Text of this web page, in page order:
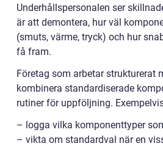
Underhållspersonalen ser
är att demontera, hur väl
(smuts, värme, tryck) och hur
få fram.
Företag som arbetar strukturerat
kombinera standardiserade
rutiner för uppföljning.
– logga vilka komponenttyper
– vikta om standardval när en